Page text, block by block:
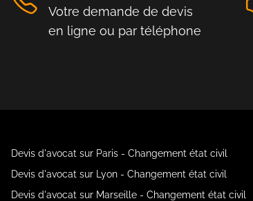
Votre demande de devis
en ligne ou par téléphone
Devis d'avocat sur Paris - Changement état civil
Devis d'avocat sur Lyon - Changement état civil
Devis d'avocat sur Marseille - Changement état civil